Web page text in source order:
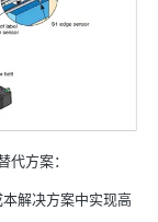
代方案：
解决方案中实现高